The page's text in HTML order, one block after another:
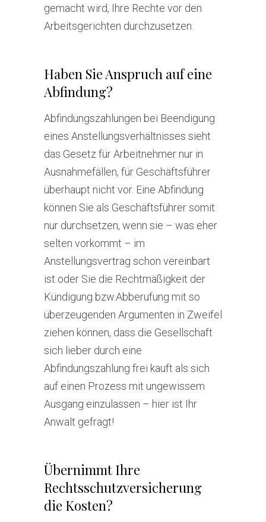
gemacht wird, Ihre Rechte vor den
Arbeitsgerichten durchzusetzen.
Haben Sie Anspruch auf eine
Abfindung?
Abfindungszahlungen bei Beendigung
eines Anstellungsverhältnisses sieht
das Gesetz für Arbeitnehmer nur in
Ausnahmefällen, für Geschäftsführer
überhaupt nicht vor. Eine Abfindung
können Sie als Geschäftsführer somit
nur durchsetzen, wenn sie – was eher
selten vorkommt – im
Anstellungsvertrag schon vereinbart
ist oder Sie die Rechtmäßigkeit der
Kündigung bzw.Abberufung mit so
überzeugenden Argumenten in Zweifel
ziehen können, dass die Gesellschaft
sich lieber durch eine
Abfindungszahlung frei kauft als sich
auf einen Prozess mit ungewissem
Ausgang einzulassen – hier ist Ihr
Anwalt gefragt!
Übernimmt Ihre
Rechtsschutzversicherung
die Kosten?